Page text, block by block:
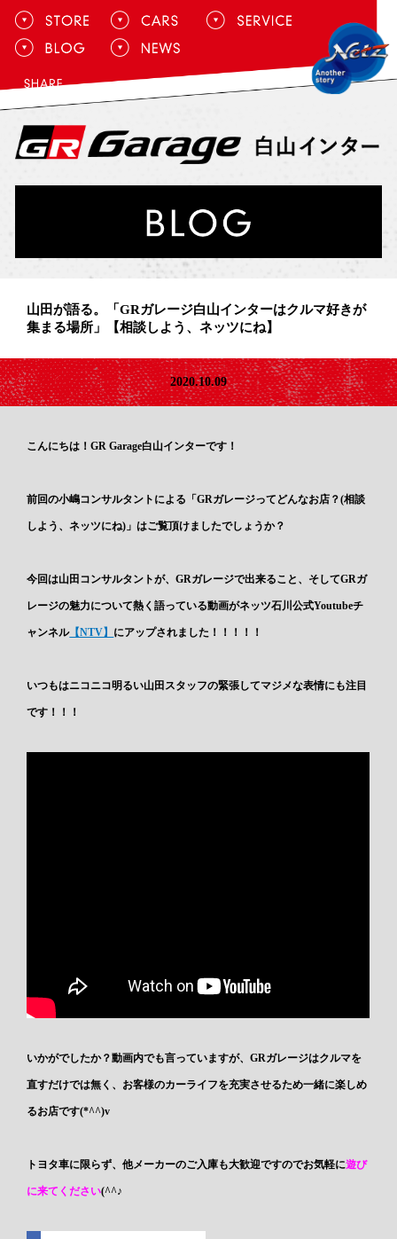
山田が語る。「GRガレージ白山インターはクルマ好きが
集まる場所」【相談しよう、ネッツにね】
2020.10.09
こんにちは！GR Garage白山インターです！
前回の小嶋コンサルタントによる「GRガレージってどんなお店？(相談
しよう、ネッツにね)」はご覧頂けましたでしょうか？
今回は山田コンサルタントが、GRガレージで出来ること、そしてGRガ
レージの魅力について熱く語っている動画がネッツ石川公式Youtubeチ
ャンネル【NTV】 にアップされました！！！！！
いつもはニコニコ明るい山田スタッフの緊張してマジメな表情にも注目
です！！！
いかがでしたか？動画内でも言っていますが、GRガレージはクルマを
直すだけでは無く、お客様のカーライフを充実させるため一緒に楽しめ
るお店です(*^^)v
トヨタ車に限らず、他メーカーのご入庫も大歓迎ですのでお気軽に遊び
に来てください(^^♪